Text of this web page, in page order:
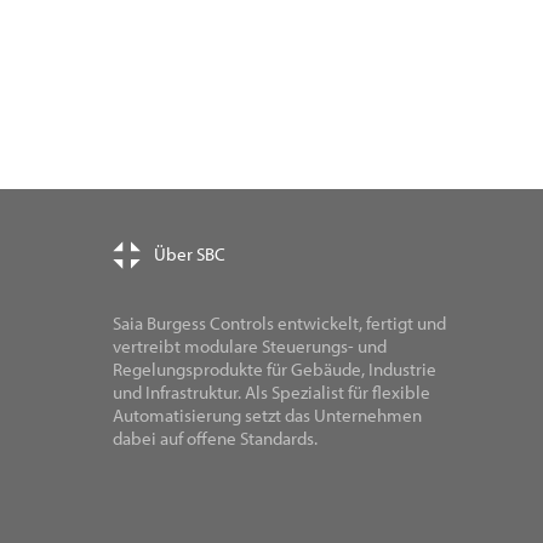
Über SBC
Saia Burgess Controls entwickelt, fertigt und
vertreibt modulare Steuerungs- und
Regelungsprodukte für Gebäude, Industrie
und Infrastruktur. Als Spezialist für flexible
Automatisierung setzt das Unternehmen
dabei auf offene Standards.